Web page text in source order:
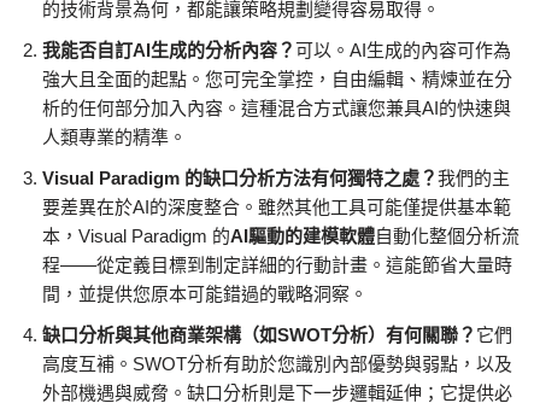
的技術背景為何，都能讓策略規劃變得容易取得。
我能否自訂AI生成的分析內容？可以。AI生成的內容可作為
強大且全面的起點。您可完全掌控，自由編輯、精煉並在分
析的任何部分加入內容。這種混合方式讓您兼具AI的快速與
人類專業的精準。
Visual Paradigm 的缺口分析方法有何獨特之處？我們的主
要差異在於AI的深度整合。雖然其他工具可能僅提供基本範
本，Visual Paradigm 的AI驅動的建模軟體自動化整個分析流
程——從定義目標到制定詳細的行動計畫。這能節省大量時
間，並提供您原本可能錯過的戰略洞察。
缺口分析與其他商業架構（如SWOT分析）有何關聯？ 它們
高度互補。SWOT分析有助於您識別內部優勢與弱點，以及
外部機遇與威脅。缺口分析則是下一步邏輯延伸；它提供必